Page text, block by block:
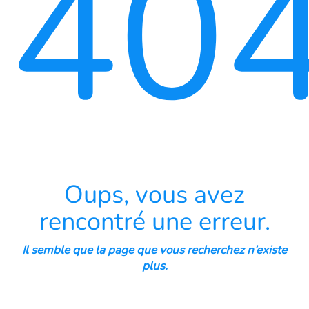
Oups, vous avez
rencontré une erreur.
Il semble que la page que vous recherchez n’existe
plus.